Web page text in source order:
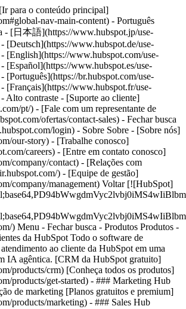
para o conteúdo principal]
nav-main-content) - Português
- [日本語](https://www.hubspot.jp/use-
- [Deutsch](https://www.hubspot.de/use-
- [English](https://www.hubspot.com/use-
- [Español](https://www.hubspot.es/use-
- [Português](https://br.hubspot.com/use-
- [Français](https://www.hubspot.fr/use-
- Alto contraste - [Suporte ao cliente]
pt/) - [Fale com um representante de
ofertas/contact-sales) - Fechar busca
login) - Sobre Sobre - [Sobre nós]
our-story) - [Trabalhe conosco]
careers) - [Entre em contato conosco]
company/contact) - [Relações com
) - [Equipe de gestão]
company/management) Voltar [![HubSpot]
) Menu - Fechar busca - Produtos Produtos -
da HubSpot Todo o software de
ao cliente da HubSpot em uma
IA agêntica. [CRM da HubSpot gratuito]
products/crm) [Conheça todos os produtos]
products/get-started) - ### Marketing Hub
de marketing [Planos gratuitos e premium]
products/marketing) - ### Sales Hub